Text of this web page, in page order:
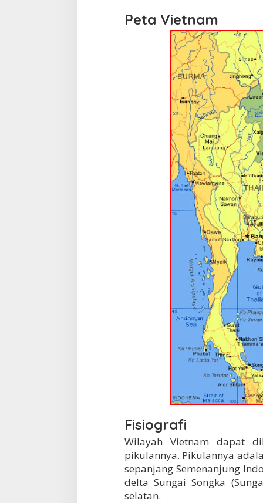
Peta Vietnam
Fisiografi
Wilayah Vietnam dapat
pikulannya. Pikulannya
sepanjang Semenanjung
delta Sungai Songka
selatan.